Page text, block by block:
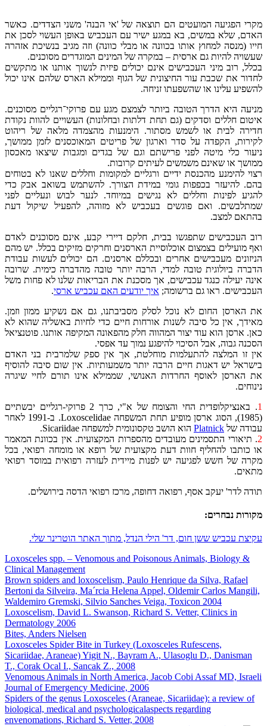
מקרי הפגיעה המועטים הם תוצאה של 'אי הבנה' משני הצדדים. כאשר
האדם, שלא במשים, בא במגע ישיר עם העכביש באופן העשוי לסכן את
חייו (מנסה למחוץ אותו בכוונה או מבלי כוונה) וזה מגיב בנשיכת אזהרה
שעשויה להיות גם ארסית – במקרה של המינים המוגדרים מסוכנים.
בכלל, רוב מיני העכבישים אינם יכולים פיזית לנשוך אותנו או מתקשים
לחדור את שכבת עור החיצונית של הגוף וממילא הארס שלהם אינו יכול
להשפיע עלינו או שהשפעתו זניחה.
מניעה היא הדרך הטובה ביותר לצמצם מגע עם פרוקי־רגליים מסוכנים.
איטום חללים וסדקים (גם תחת דלתות ובחלונות) העשויים להוות נקודת
חדירה לבית או לשמש מסתור. הימנעות מהצמדה מלאה של ריהוט
לקירות, הקפדה על סדר וארגון של פריטים המאוכסנים לזמן ממושך,
ניעור כלי מיטה לפני פרישתם וגם של בגדים ומגבות שיצאו מאכסון
ממושך או שאינם משמשים לעיתים קרובות.
רצוי להימנע מהכנסת ידיים ורגליים למקומות וחללים שאנו לא בטוחים
בהם. להיעזר בכפפות גומי במידת הצורך. להשתמש בשואב אבק כדי
להגיע לפינות וחללים לא נגישים במיוחד. לנער לבוש ונעליים לפני
שמתלבשים. ואם פוגשים בעכביש לא מזוהה, להפעיל שיקול דעת
בהתאם למצב.
רוב העכבישים שתפגשו בבית, חלקם דיירי קבע, אינם מסוכנים לאדם
ואף מועילים בצמצום אוכלוסיית הארסנים וחרקים מזיקים בכלל. יש מהם
הניזונים מעכבישים אחרים ובכללם ארסנים. הם יכולים לעשות עבודת
הדברה ביולוגית טובה למדי, הרבה יותר טובה מהדברה כימית. שרובה
אינה יעילה כנגד עכבישים, אך מסכנת את הבריאות שלנו לא פחות משל
העכבישים. ראו גם ברשומה; איך יודעים האם עכביש ארסי.
את הארסן החום לא נוכל לסלק מסביבתנו, גם אם נשקיע ממון וזמן.
מאידך, אין כל סיבה לשנות אורחות חיים כדי לחיות באשליה שהוא לא
כאן. ארסן הוא עוד יצור המהווה חלק מהפאונה המקיפה אותנו. פוטנציאל
הסכנה גבוה, אבל הסיכוי להיפגע נמוך עד אפסי.
אין זו המלצה להתעלמות מוחלטת, אך אין ספק שלמרבית בני האדם
בישראל יש דאגות חיים הרבה יותר משמעותיות. אין שום סיבה להוסיף
את הארסן לאוסף החרדות האנושי, שממילא אינו תורם לחיי שיגרה
נינוחים.
1
. באנציקלופדית החי והצומח של א"י, כרך 2 פרוקי-רגליים יבשתיים
(1985), הסוג ארסן מופיע תחת המשפחה Loxoscelidae. ב-1991 לאחר
עבודה של Platnick הוא הושב טקסונומית למשפחה Sicariidae.
2. תיאורי התסמינים מעובדים מהספרות המקצועית. אין בכוונת המאמר
או כותבו להחליף חוות דעת מקצועית של רופא או מומחה רפואי, בכל
מקרה של חשש לפגיעה יש לפנות מיידית לעזרה רפואית במוסד רפואי
מתאים.
תודה לדר' יעקב אסף, רפואה דחופה, מרכז רפואי הדסה בירושלים.
מקורות נבחרים:
עקיצת עכביש ששן חום, דר' הילי הנדל, מתוך האתר הוטרינר שלי.
Loxosceles spp. – Venomous and Poisonous Animals, Biology &
Clinical Management
Brown spiders and loxoscelism, Paulo Henrique da Silva, Rafael
Bertoni da Silveira, Ma´rcia Helena Appel, Oldemir Carlos Mangili,
Waldemiro Gremski, Silvio Sanches Veiga, Toxicon 2004
Loxoscelism, David L. Swanson, Richard S. Vetter, Clinics in
Dermatology 2006
Bites, Anders Nielsen
Loxosceles Spider Bite in Turkey (Loxosceles Rufescens,
Sicariidae, Araneae) Yigit N., Bayram A., Ulasoglu D., Danisman
T., Corak Ocal I., Sancak Z., 2008
Venomous Animals in North America, Jacob Cobi Assaf MD, Israeli
Journal of Emergency Medicine, 2006
Spiders of the genus Loxosceles (Araneae, Sicariidae): a review of
biological, medical and psychologicalaspects regarding
envenomations, Richard S. Vetter, 2008